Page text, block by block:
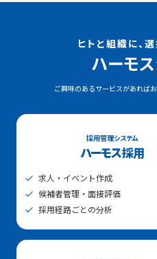
ヒトと組織に、
ハーモ
ご興味のあるサービスがあれば
採用管理システム
ハーモス採用
求人・イベント作成
候補者管理・面接評価
採用経路ごとの分析